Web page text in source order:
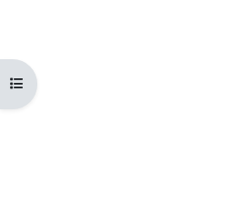
Abrir índice del curso